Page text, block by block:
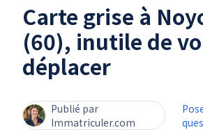
Carte grise à
(60), inutile de
déplacer
Publié par
Immatriculer.com